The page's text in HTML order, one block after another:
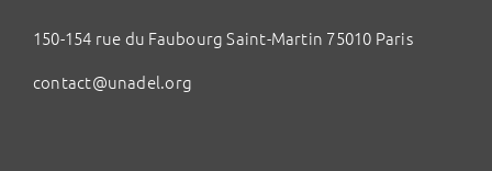
150-154 rue du Faubourg Saint-Martin 75010 Paris
contact@unadel.org